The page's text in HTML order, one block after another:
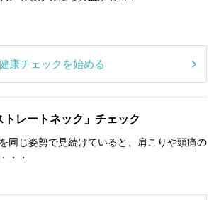
康チェックを始める
トレートネック」チェック
同じ姿勢で見続けていると、肩こりや頭痛の
・・